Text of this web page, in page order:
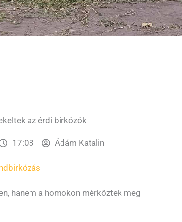
az érdi birkózók
17:03 Ádám Katalin
hanem a homokon mérkőztek meg